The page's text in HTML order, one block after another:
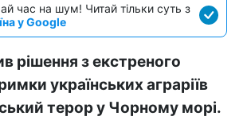
час на шум! Читай тільки суть з
у Google
рішення з екстреного
українських аграріїв
терор у Чорному морі.